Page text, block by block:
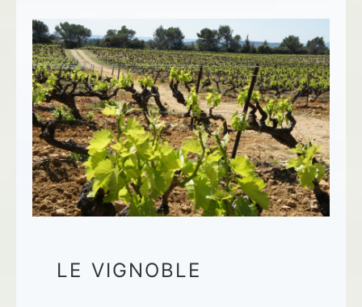
LE VIGNOBLE